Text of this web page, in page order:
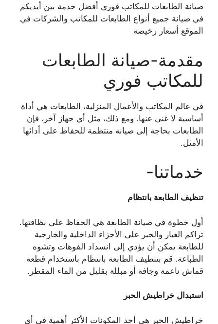
صيانة الطابعات للمكاتب فوري أفضل خدمة بين أيديكم
في صيانة جميع أنواع الطابعات للمكاتب والشركات في
الموقع أسعار رخيصة
مقدمة-صيانة الطابعات
للمكاتب فوري
في عالم المكاتب والأعمال المنزلية، الطابعات هي أداة
أساسية لا غنى عنها. ومع ذلك، مثل أي جهاز آخر، فإن
الطابعات بحاجة إلى صيانة منتظمة للحفاظ على أدائها
الأمثل.
خدماتنا-
تنظيف الطابعة بانتظام
أول خطوة في صيانة الطابعة هي الحفاظ على نظافتها.
تراكم الغبار والحبر على الأجزاء الداخلية والخارجية
للطابعة يمكن أن يؤدي إلى انسداد الفوهات وتشوه
الطباعة. قم بتنظيف الطابعة بانتظام باستخدام قطعة
قماش ناعمة وجافة أو مبللة بقليل من الماء المقطر.
استبدال خراطيش الحبر
خراطيش الحبر هي أحد المكونات الأكثر أهمية في أي